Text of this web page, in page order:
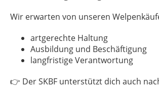
Wir erwarten von unseren
artgerechte Haltung
Ausbildung und Beschäftigung
langfristige Verantwortung
👉 Der SKBF unterstützt dich auch